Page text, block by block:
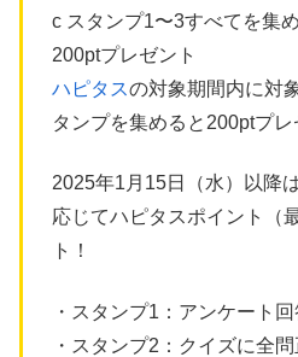
c スタンプ1〜3すべてを集
200ptプレゼント
ハピタスの対象期間内に対
タンプを集めると200ptプレ
2025年1月15日（水）以降
応じてハピタスポイント（
ト！
・スタンプ1：アンケート
・スタンプ2：クイズに全